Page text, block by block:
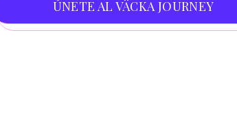
ÚNETE AL VÄCKA JOURNEY